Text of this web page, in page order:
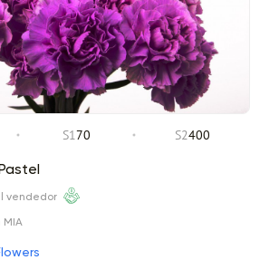
S170 S2400
vendedor
MIA